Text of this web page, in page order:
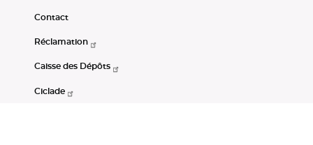
Contact
Réclamation
Caisse des Dépôts
Ciclade